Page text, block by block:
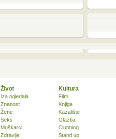
Život
Iza ogledala
Znanost
Žene
Seks
Muškarci
Zdravlje
Kultura
Film
Knjiga
Kazalište
Glazba
Clubbing
Stand up